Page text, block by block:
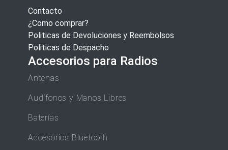
Contacto
¿Como comprar?
Politicas de Devoluciones y Reembolsos
Politicas de Despacho
Accesorios para Radios
Antenas
Audífonos y Manos Libres
Baterías
Accesorios Bluetooth